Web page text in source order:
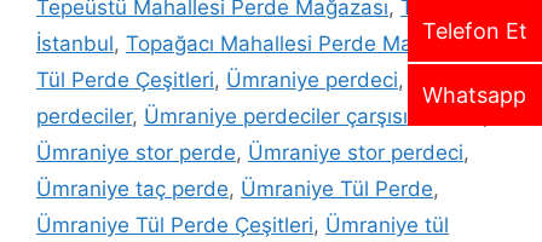
Telefon Et
Whatsapp
Tepeüstü Mahallesi Perde Mağazası, Time Life
İstanbul, Topağacı Mahallesi Perde Mağazası,
Tül Perde Çeşitleri, Ümraniye perdeci,
perdeciler, Ümraniye perdeciler çarşısı nerede
Ümraniye stor perde, Ümraniye stor perdeci,
Ümraniye taç perde, Ümraniye Tül Perde,
Ümraniye Tül Perde Çeşitleri, Ümraniye tül